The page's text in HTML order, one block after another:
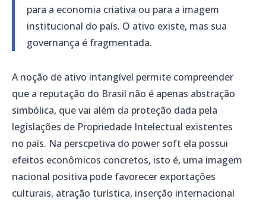
para a economia criativa ou para a imagem
institucional do país. O ativo existe, mas sua
governança é fragmentada.
A noção de ativo intangível permite compreender
que a reputação do Brasil não é apenas abstração
simbólica, que vai além da proteção dada pela
legislações de Propriedade Intelectual existentes
no país. Na perscpetiva do power soft ela possui
efeitos econômicos concretos, isto é, uma imagem
nacional positiva pode favorecer exportações
culturais, atração turística, inserção internacional